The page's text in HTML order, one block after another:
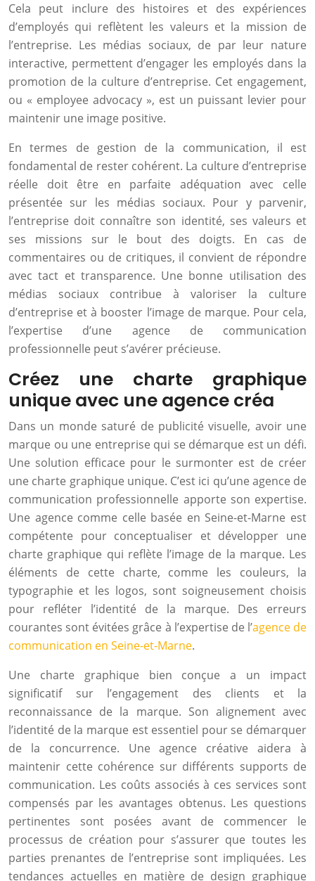
Cela peut inclure des histoires et des expériences
d’employés qui reflètent les valeurs et la mission de
l’entreprise. Les médias sociaux, de par leur nature
interactive, permettent d’engager les employés dans la
promotion de la culture d’entreprise. Cet engagement,
ou « employee advocacy », est un puissant levier pour
maintenir une image positive.
En termes de gestion de la communication, il est
fondamental de rester cohérent. La culture d’entreprise
réelle doit être en parfaite adéquation avec celle
présentée sur les médias sociaux. Pour y parvenir,
l’entreprise doit connaître son identité, ses valeurs et
ses missions sur le bout des doigts. En cas de
commentaires ou de critiques, il convient de répondre
avec tact et transparence. Une bonne utilisation des
médias sociaux contribue à valoriser la culture
d’entreprise et à booster l’image de marque. Pour cela,
l’expertise d’une agence de communication
professionnelle peut s’avérer précieuse.
Créez une charte graphique
unique avec une agence créa
Dans un monde saturé de publicité visuelle, avoir une
marque ou une entreprise qui se démarque est un défi.
Une solution efficace pour le surmonter est de créer
une charte graphique unique. C’est ici qu’une agence de
communication professionnelle apporte son expertise.
Une agence comme celle basée en Seine-et-Marne est
compétente pour conceptualiser et développer une
charte graphique qui reflète l’image de la marque. Les
éléments de cette charte, comme les couleurs, la
typographie et les logos, sont soigneusement choisis
pour refléter l’identité de la marque. Des erreurs
courantes sont évitées grâce à l’expertise de l’agence de
communication en Seine-et-Marne.
Une charte graphique bien conçue a un impact
significatif sur l’engagement des clients et la
reconnaissance de la marque. Son alignement avec
l’identité de la marque est essentiel pour se démarquer
de la concurrence. Une agence créative aidera à
maintenir cette cohérence sur différents supports de
communication. Les coûts associés à ces services sont
compensés par les avantages obtenus. Les questions
pertinentes sont posées avant de commencer le
processus de création pour s’assurer que toutes les
parties prenantes de l’entreprise sont impliquées. Les
tendances actuelles en matière de design graphique